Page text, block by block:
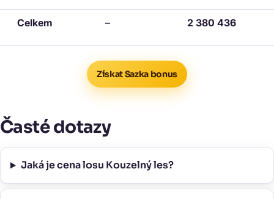
Celkem – 2 380 436
Získat Sazka bonus
Časté dotazy
Jaká je cena losu Kouzelný les?